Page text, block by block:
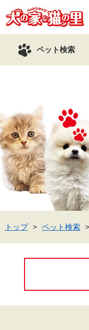
ペット検索
トップ ペット検索